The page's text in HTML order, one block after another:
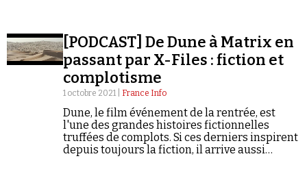
Newsletter
Faire un don
[PODCAST] De Dune à Matrix en
passant par X-Files : fiction et
complotisme
1 octobre 2021 | France Info
Dune, le film événement de la rentrée, est
l'une des grandes histoires fictionnelles
truffées de complots. Si ces derniers inspirent
depuis toujours la fiction, il arrive aussi